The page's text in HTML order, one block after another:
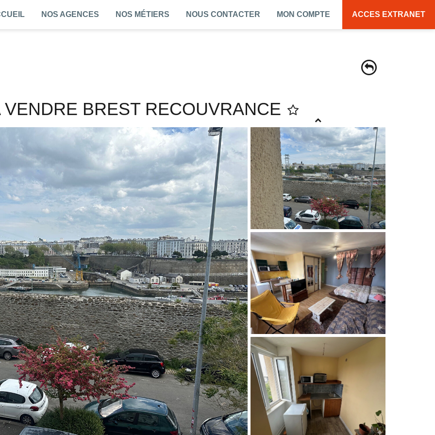
NOS AGENCES NOS MÉTIERS NOUS CONTACTER MON COMPTE
ACCES EXTRANET
VENDRE BREST RECOUVRANCE